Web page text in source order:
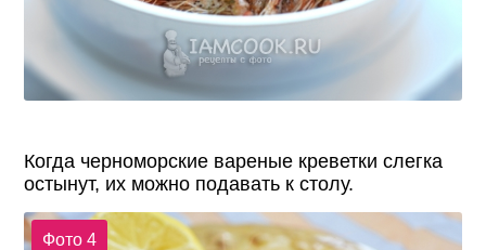
Когда черноморские вареные креветки слегка
остынут, их можно подавать к столу.
Фото 4